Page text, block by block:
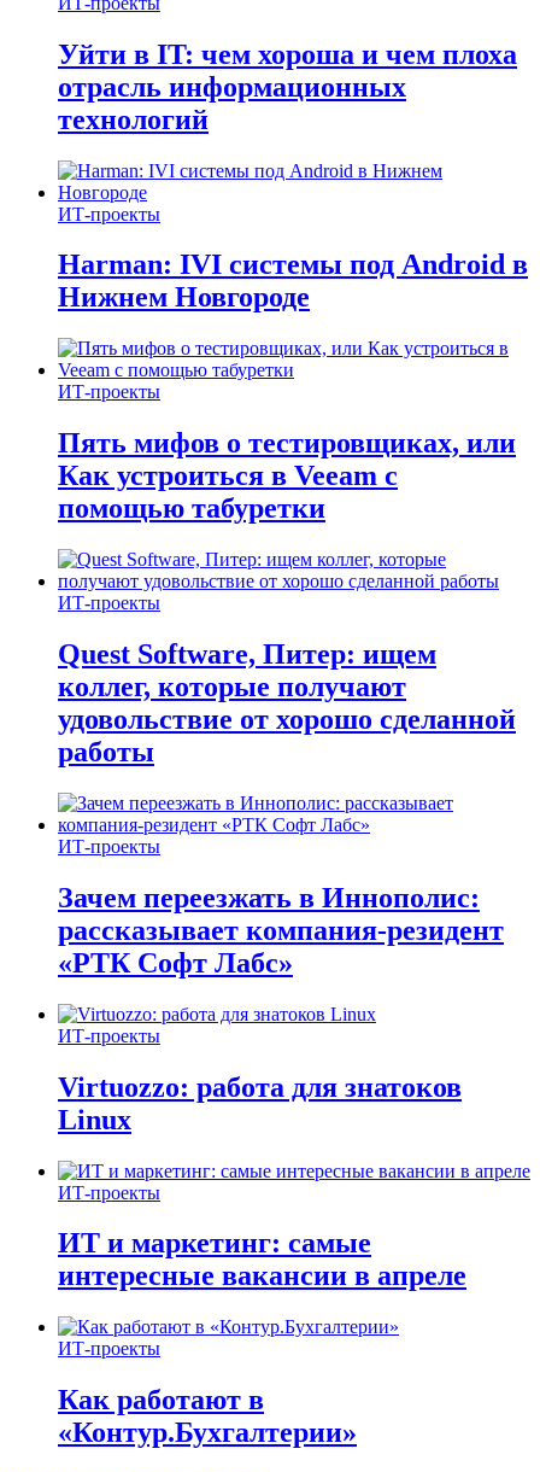
Уйти в IT: чем хороша и чем плоха
отрасль информационных
технологий
ИТ-проекты
Harman: IVI системы под Android в
Нижнем Новгороде
ИТ-проекты
Пять мифов о тестировщиках, или
Как устроиться в Veeam с
помощью табуретки
ИТ-проекты
Quest Software, Питер: ищем
коллег, которые получают
удовольствие от хорошо сделанной
работы
ИТ-проекты
Зачем переезжать в Иннополис:
рассказывает компания-резидент
«РТК Софт Лабс»
ИТ-проекты
Virtuozzo: работа для знатоков
Linux
ИТ-проекты
ИТ и маркетинг: самые
интересные вакансии в апреле
ИТ-проекты
Как работают в
«Контур.Бухгалтерии»